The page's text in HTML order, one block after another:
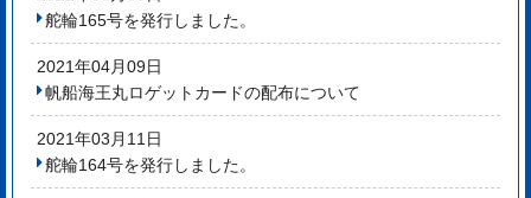
舵輪165号を発行しました。
2021年04月09日
帆船海王丸ロゲットカードの配布について
2021年03月11日
舵輪164号を発行しました。